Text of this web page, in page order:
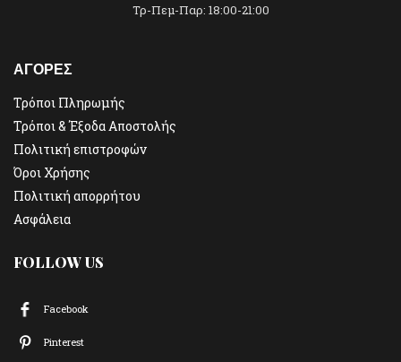
Τρ-Πεμ-Παρ: 18:00-21:00
ΑΓΟΡΕΣ
Τρόποι Πληρωμής
Τρόποι & Έξοδα Αποστολής
Πολιτική επιστροφών
Όροι Χρήσης
Πολιτική απορρήτου
Ασφάλεια
FOLLOW US
Facebook
Pinterest